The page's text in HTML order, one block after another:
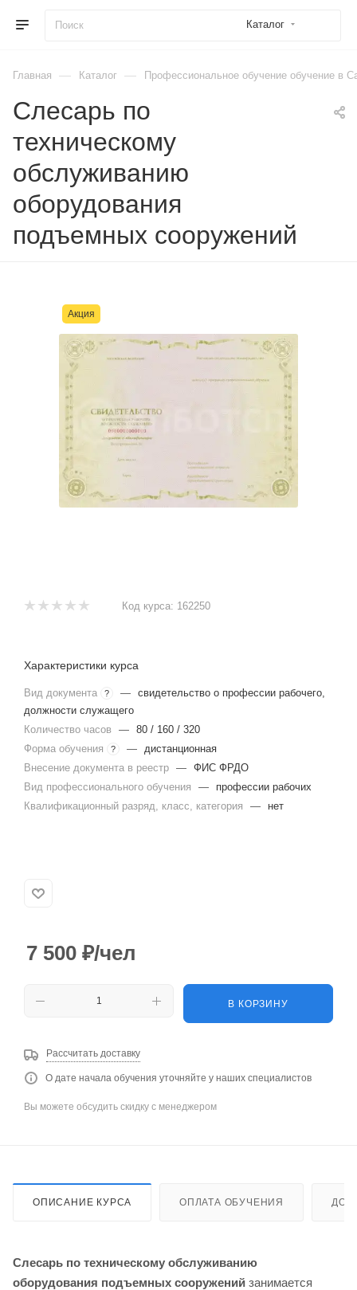
Каталог
Главная — Каталог — Профессиональное обучение обучение в
Слесарь по
техническому
обслуживанию
оборудования
подъемных сооружений
Акция
Код курса: 162250
Характеристики курса
Вид документа ? — свидетельство о профессии рабочего,
должности служащего
Количество часов
— 80 / 160 / 320
Форма обучения
? —
дистанционная
Внесение документа в реестр — ФИС ФРДО
Вид профессионального обучения
—
профессии рабочих
Квалификационный разряд, класс, категория
— нет
7 500 ₽/чел
В КОРЗИНУ
Рассчитать доставку
О дате начала обучения уточняйте у наших специалистов
Вы можете обсудить скидку с менеджером
ОПИСАНИЕ КУРСА ОПЛАТА ОБУЧЕНИЯ
Слесарь по техническому обслуживанию
оборудования подъемных сооружений занимается